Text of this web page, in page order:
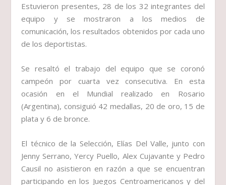
Estuvieron presentes, 28 de los 32 integrantes del
equipo y se mostraron a los medios de
comunicación, los resultados obtenidos por cada uno
de los deportistas.
Se resaltó el trabajo del equipo que se coronó
campeón por cuarta vez consecutiva. En esta
ocasión en el Mundial realizado en Rosario
(Argentina), consiguió 42 medallas, 20 de oro, 15 de
plata y 6 de bronce.
El técnico de la Selección, Elías Del Valle, junto con
Jenny Serrano, Yercy Puello, Alex Cujavante y Pedro
Causil no asistieron en razón a que se encuentran
participando en los Juegos Centroamericanos y del